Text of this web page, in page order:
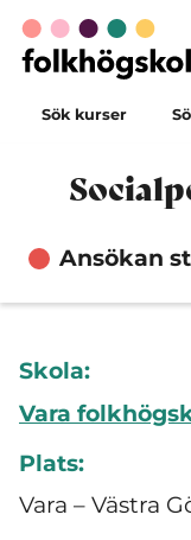
Sök kurser
Ansökan
Skola:
Vara
Plats:
Vara – Västra